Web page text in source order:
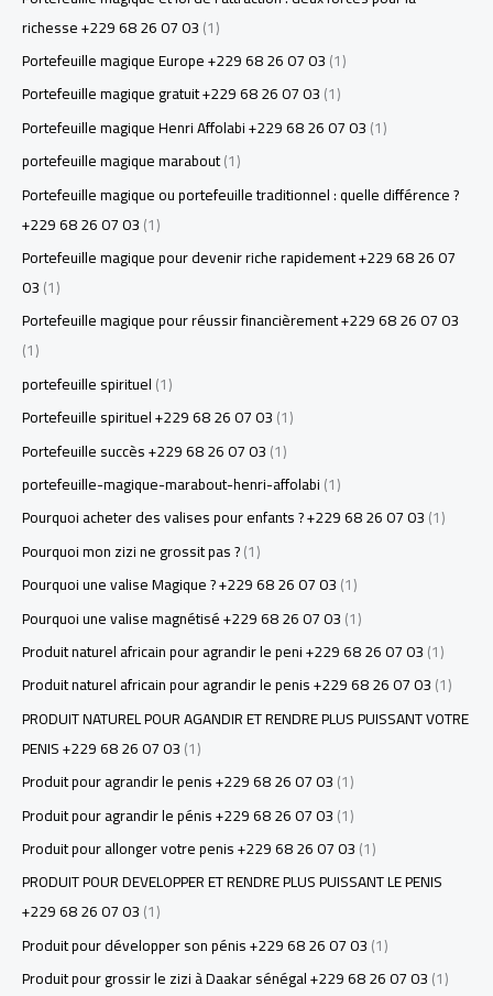
richesse +229 68 26 07 03(1)
Portefeuille magique Europe +229 68 26 07 03(1)
Portefeuille magique gratuit +229 68 26 07 03(1)
Portefeuille magique Henri Affolabi +229 68 26 07 03(1)
portefeuille magique marabout(1)
Portefeuille magique ou portefeuille traditionnel : quelle différence ?
+229 68 26 07 03(1)
Portefeuille magique pour devenir riche rapidement +229 68 26 07
03(1)
Portefeuille magique pour réussir financièrement +229 68 26 07 03
(1)
portefeuille spirituel(1)
Portefeuille spirituel +229 68 26 07 03(1)
Portefeuille succès +229 68 26 07 03(1)
portefeuille-magique-marabout-henri-affolabi(1)
Pourquoi acheter des valises pour enfants ? +229 68 26 07 03(1)
Pourquoi mon zizi ne grossit pas ?(1)
Pourquoi une valise Magique ? +229 68 26 07 03(1)
Pourquoi une valise magnétisé +229 68 26 07 03(1)
Produit naturel africain pour agrandir le peni +229 68 26 07 03(1)
Produit naturel africain pour agrandir le penis +229 68 26 07 03(1)
PRODUIT NATUREL POUR AGANDIR ET RENDRE PLUS PUISSANT VOTRE
PENIS +229 68 26 07 03(1)
Produit pour agrandir le penis +229 68 26 07 03(1)
Produit pour agrandir le pénis +229 68 26 07 03(1)
Produit pour allonger votre penis +229 68 26 07 03(1)
PRODUIT POUR DEVELOPPER ET RENDRE PLUS PUISSANT LE PENIS
+229 68 26 07 03(1)
Produit pour développer son pénis +229 68 26 07 03(1)
Produit pour grossir le zizi à Daakar sénégal +229 68 26 07 03(1)